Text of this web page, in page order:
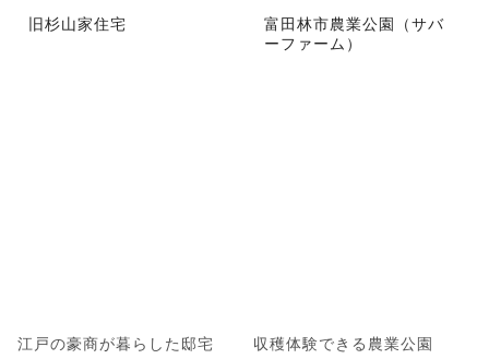
旧杉山家住宅
江戸の豪商が暮らした邸宅
富田林市農業公園（サバ
ーファーム）
収穫体験できる農業公園